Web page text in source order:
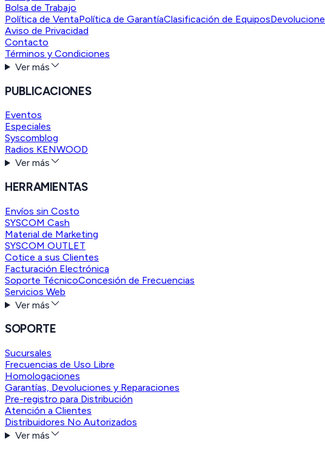
Bolsa de Trabajo
Política de VentaPolítica de GarantíaClasificación de Equipos
Aviso de Privacidad
Contacto
Términos y Condiciones
Ver más
PUBLICACIONES
Eventos
Especiales
Syscomblog
Radios KENWOOD
Ver más
HERRAMIENTAS
Envíos sin Costo
SYSCOM Cash
Material de Marketing
SYSCOM OUTLET
Cotice a sus Clientes
Facturación Electrónica
Soporte TécnicoConcesión de Frecuencias
Servicios Web
Ver más
SOPORTE
Sucursales
Frecuencias de Uso Libre
Homologaciones
Garantías, Devoluciones y Reparaciones
Pre-registro para Distribución
Atención a Clientes
Distribuidores No Autorizados
Ver más